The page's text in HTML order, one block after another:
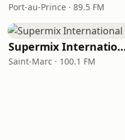
Port-au-Prince · 89.5 FM
Supermix
Saint-Marc · 100.1 FM